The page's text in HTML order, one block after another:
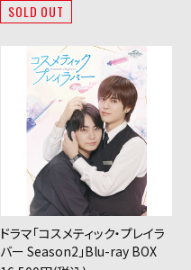
SOLD OUT
ドラマ「コスメティック・プレイラ
バー Season2」Blu-ray BOX